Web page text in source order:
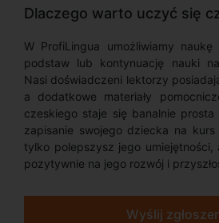
Dlaczego warto uczyć się
W ProfiLingua umożliwiamy
podstaw lub kontynuację nauki
Nasi doświadczeni lektorzy
a dodatkowe materiały
czeskiego staje się banalnie
zapisanie swojego dziecka na
tylko polepszysz jego umiejętności,
pozytywnie na jego rozwój i
Wyślij